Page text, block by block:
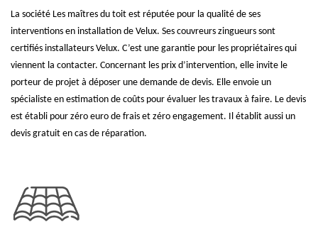
La société Les maîtres du toit est réputée pour la qualité de ses
interventions en installation de Velux. Ses couvreurs zingueurs sont
certifiés installateurs Velux. C’est une garantie pour les propriétaires qui
viennent la contacter. Concernant les prix d’intervention, elle invite le
porteur de projet à déposer une demande de devis. Elle envoie un
spécialiste en estimation de coûts pour évaluer les travaux à faire. Le devis
est établi pour zéro euro de frais et zéro engagement. Il établit aussi un
devis gratuit en cas de réparation.